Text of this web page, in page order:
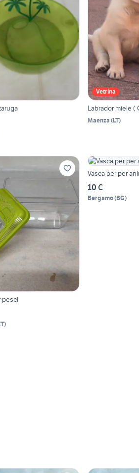
Vetrina
Labrador miele (
Maenza (LT)
pesci
)
Vasca per per
10 €
Bergamo(BG)